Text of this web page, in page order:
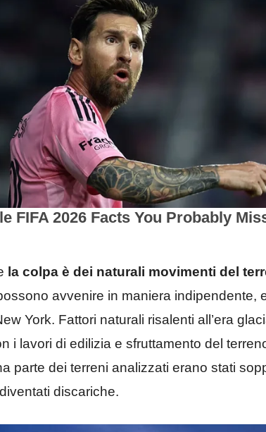
la colpa è dei naturali movimenti del
avvenire in maniera indipendente,
York. Fattori naturali risalenti all’era
i lavori di edilizia e sfruttamento del
parte dei terreni analizzati erano stati
discariche.